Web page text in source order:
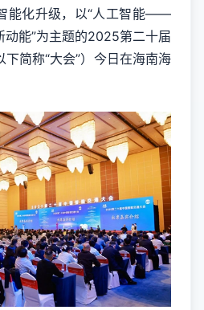
能化升级，以“人工智能——
动能”为主题的2025第二十届
简称“大会”）今日在海南海